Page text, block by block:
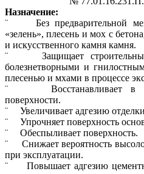
Назначение:
¨ Без предварительной
«зелень», плесень и мох с
и искусственного камня камня.
¨ Защищает строительные
болезнетворными и
плесенью и мхами в процессе
¨ Восстанавливает в
поверхности.
¨ Увеличивает адгезию
¨ Упрочняет поверхность
¨ Обеспыливает поверхность.
¨ Снижает вероятность
при эксплуатации.
¨ Повышает адгезию